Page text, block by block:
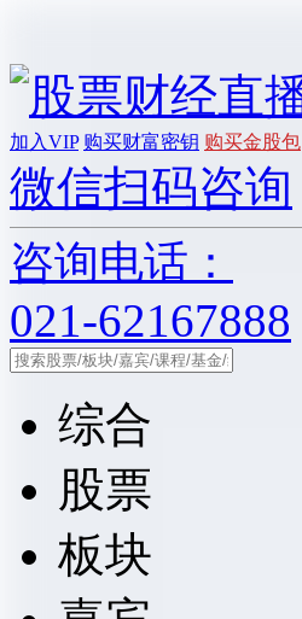
加入VIP 购买财富密钥 购买金股包
微信扫码咨询
咨询电话：
021-62167888
综合
股票
板块